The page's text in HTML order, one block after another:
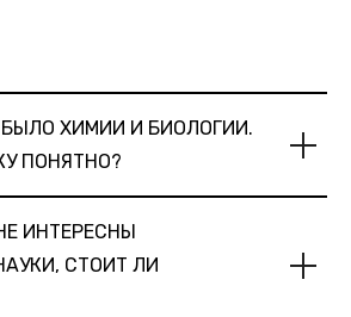
ХИМИИ И БИОЛОГИИ.
ПОНЯТНО?
ИНТЕРЕСНЫ
СТОИТ ЛИ